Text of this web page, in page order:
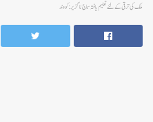
ملک کی ترقی کے لئے تعلیم یافتہ سماج ناگزیر:کووند